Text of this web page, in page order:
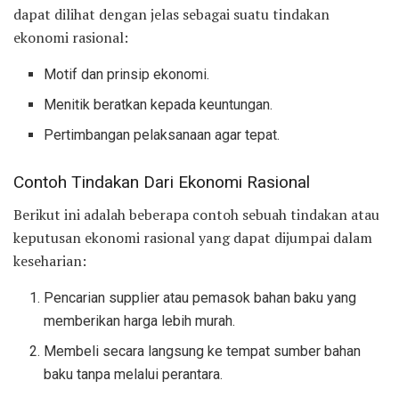
dapat dilihat dengan jelas sebagai suatu tindakan
ekonomi rasional:
Motif dan prinsip ekonomi.
Menitik beratkan kepada keuntungan.
Pertimbangan pelaksanaan agar tepat.
Contoh Tindakan Dari Ekonomi Rasional
Berikut ini adalah beberapa contoh sebuah tindakan atau
keputusan ekonomi rasional yang dapat dijumpai dalam
keseharian:
Pencarian supplier atau pemasok bahan baku yang
memberikan harga lebih murah.
Membeli secara langsung ke tempat sumber bahan
baku tanpa melalui perantara.